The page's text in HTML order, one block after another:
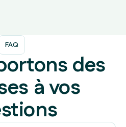
FAQ
des
à vos